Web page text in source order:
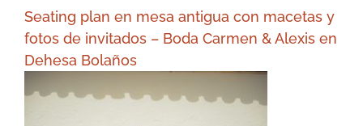
Seating plan en mesa antigua con macetas y
fotos de invitados – Boda Carmen & Alexis en
Dehesa Bolaños